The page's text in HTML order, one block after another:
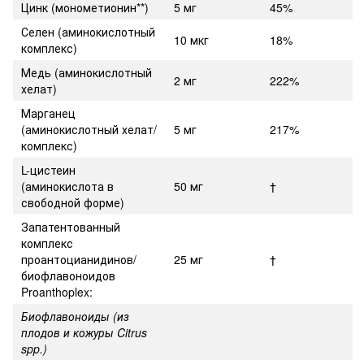
Цинк (монометионин**) 5 мг
45%
Селен (аминокислотный
комплекс)
10 мкг
18%
Медь (аминокислотный
хелат)
2 мг
222%
Марганец
(аминокислотный хелат/
комплекс)
5 мг 217%
L-цистеин
(аминокислота в
свободной форме)
50 мг †
Запатентованный
комплекс
проантоцианидинов/
биофлавоноидов
Proanthoplex:
25 мг †
Биофлавоноиды (из
плодов и кожуры Citrus
spp.)